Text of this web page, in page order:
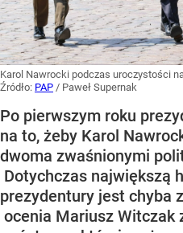
Karol Nawrocki podczas uroczystości
Źródło: PAP / Paweł Supernak
Po pierwszym roku
na to, żeby Karol
dwoma zwaśnionymi
Dotychczas największą
prezydentury jest chyba
ocenia Mariusz Witczak